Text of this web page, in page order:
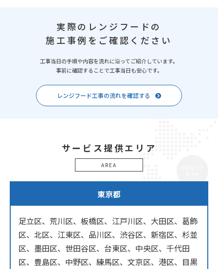
実際のレンジフードの
施工事例をご確認ください
工事当日の手順や内容を流れに沿ってご紹介しています。
事前に確認することで工事当日も安心です。
レンジフード工事の流れを確認する
サービス提供エリア
AREA
東京都
足立区、荒川区、板橋区、江戸川区、大田区、葛飾
区、北区、江東区、品川区、渋谷区、新宿区、杉並
区、墨田区、世田谷区、台東区、中央区、千代田
区、豊島区、中野区、練馬区、文京区、港区、目黒